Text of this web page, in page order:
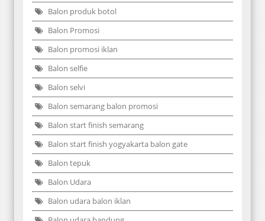
Balon produk botol
Balon Promosi
Balon promosi iklan
Balon selfie
Balon selvi
Balon semarang balon promosi
Balon start finish semarang
Balon start finish yogyakarta balon gate
Balon tepuk
Balon Udara
Balon udara balon iklan